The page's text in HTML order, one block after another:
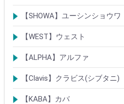
シリンダー
錠
錠前部品
その他
【SHOWA】ユーシンショウワ
シリンダー
錠
その他
【WEST】ウェスト
シリンダー
錠
その他
【ALPHA】アルファ
シリンダー
錠
南京錠
【Clavis】クラビス(シブタニ)
シリンダー
錠
【KABA】カバ